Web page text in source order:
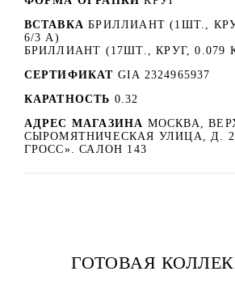
ВСТАВКА БРИЛЛИАНТ (1ШТ.,
6/3 А)
БРИЛЛИАНТ (17ШТ., КРУГ, 0.079
СЕРТИФИКАТ GIA 2324965937
КАРАТНОСТЬ 0.32
АДРЕС МАГАЗИНА МОСКВА,
СЫРОМЯТНИЧЕСКАЯ УЛИЦА, Д.
ГРОСС». САЛОН 143
ГОТОВАЯ